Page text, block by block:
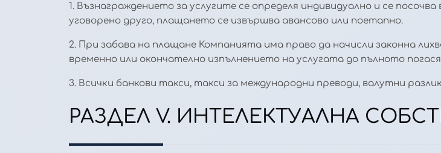
1. Възнаграждението за услугите се определя индивидуално и се
уговорено друго, плащането се извършва авансово или поетапно.
2. При забава на плащане Компанията има право да начисли законна
временно или окончателно изпълнението на услугата до пълното
3. Всички банкови такси, такси за международни преводи, валутни
РАЗДЕЛ V. ИНТЕЛЕКТУАЛНА